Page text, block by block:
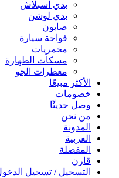
بدي اسبلاش
بدي لوشن
صابون
فواحة سيارة
مخمريات
مسكات الطهارة
معطرات الجو
الأكثر مبيعًا
خصومات
وصل حديثًا
من نحن
المدونة
العربية
المفضلة
قارن
التسحيل / تسجيل